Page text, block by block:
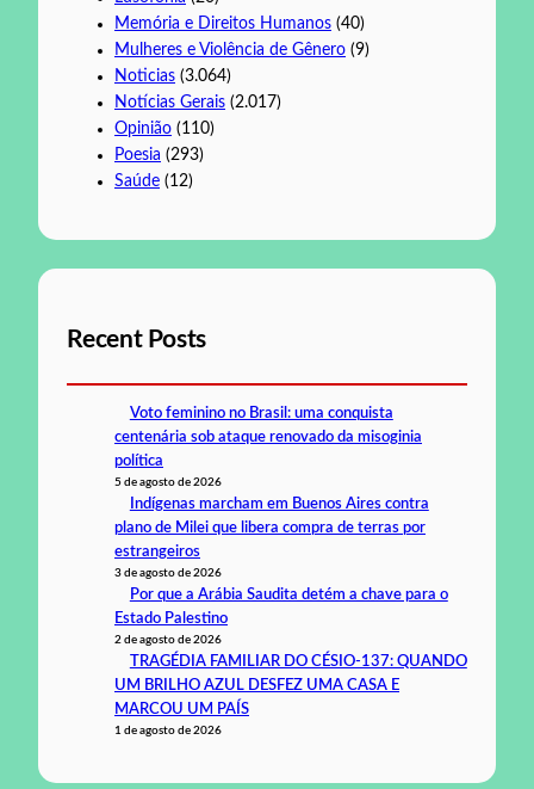
Memória e Direitos Humanos (40)
Mulheres e Violência de Gênero (9)
Noticias (3.064)
Notícias Gerais (2.017)
Opinião (110)
Poesia (293)
Saúde (12)
Recent Posts
Voto feminino no Brasil: uma conquista
centenária sob ataque renovado da misoginia
política
5 de agosto de 2026
Indígenas marcham em Buenos Aires contra
plano de Milei que libera compra de terras por
estrangeiros
3 de agosto de 2026
Por que a Arábia Saudita detém a chave para o
Estado Palestino
2 de agosto de 2026
TRAGÉDIA FAMILIAR DO CÉSIO-137: QUANDO
UM BRILHO AZUL DESFEZ UMA CASA E
MARCOU UM PAÍS
1 de agosto de 2026